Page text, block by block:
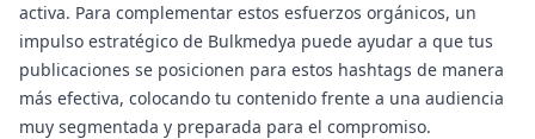
activa. Para complementar estos esfuerzos orgánicos, un
impulso estratégico de Bulkmedya puede ayudar a que tus
publicaciones se posicionen para estos hashtags de manera
más efectiva, colocando tu contenido frente a una audiencia
muy segmentada y preparada para el compromiso.